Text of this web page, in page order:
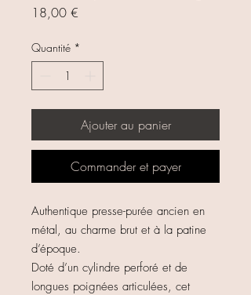
18,00 €
Quantité *
Ajouter au panier
Commander et payer
Authentique presse-purée ancien en
métal, au charme brut et à la patine
d’époque.
Doté d’un cylindre perforé et de
longues poignées articulées, cet